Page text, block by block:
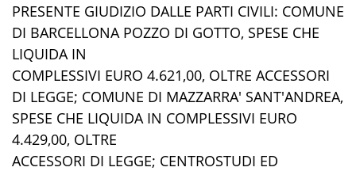
PRESENTE GIUDIZIO DALLE PARTI CIVILI: COMUNE
DI BARCELLONA POZZO DI GOTTO, SPESE CHE
LIQUIDA IN
COMPLESSIVI EURO 4.621,00, OLTRE ACCESSORI
DI LEGGE; COMUNE DI MAZZARRA' SANT'ANDREA,
SPESE CHE LIQUIDA IN COMPLESSIVI EURO
4.429,00, OLTRE
ACCESSORI DI LEGGE; CENTROSTUDI ED